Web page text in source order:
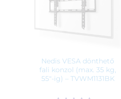
Nedis VESA dönthető
fali konzol (max. 35 kg,
55″-ig) – TVWM1131BK